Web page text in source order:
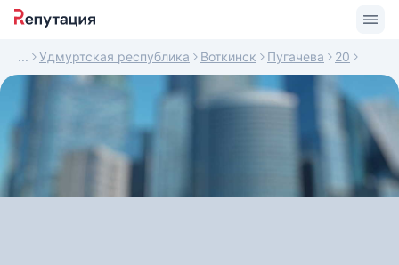
Удмуртская республика Воткинск Пугачева 20